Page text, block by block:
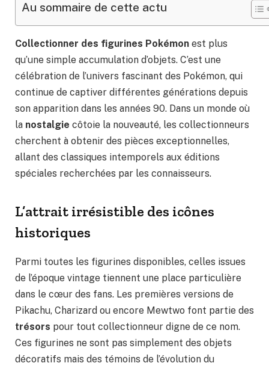
Au sommaire de cette actu
Collectionner des figurines Pokémon est plus
qu’une simple accumulation d’objets. C’est une
célébration de l’univers fascinant des Pokémon, qui
continue de captiver différentes générations depuis
son apparition dans les années 90. Dans un monde où
la nostalgie côtoie la nouveauté, les collectionneurs
cherchent à obtenir des pièces exceptionnelles,
allant des classiques intemporels aux éditions
spéciales recherchées par les connaisseurs.
L’attrait irrésistible des icônes
historiques
Parmi toutes les figurines disponibles, celles issues
de l’époque vintage tiennent une place particulière
dans le cœur des fans. Les premières versions de
Pikachu, Charizard ou encore Mewtwo font partie des
trésors pour tout collectionneur digne de ce nom.
Ces figurines ne sont pas simplement des objets
décoratifs mais des témoins de l’évolution du